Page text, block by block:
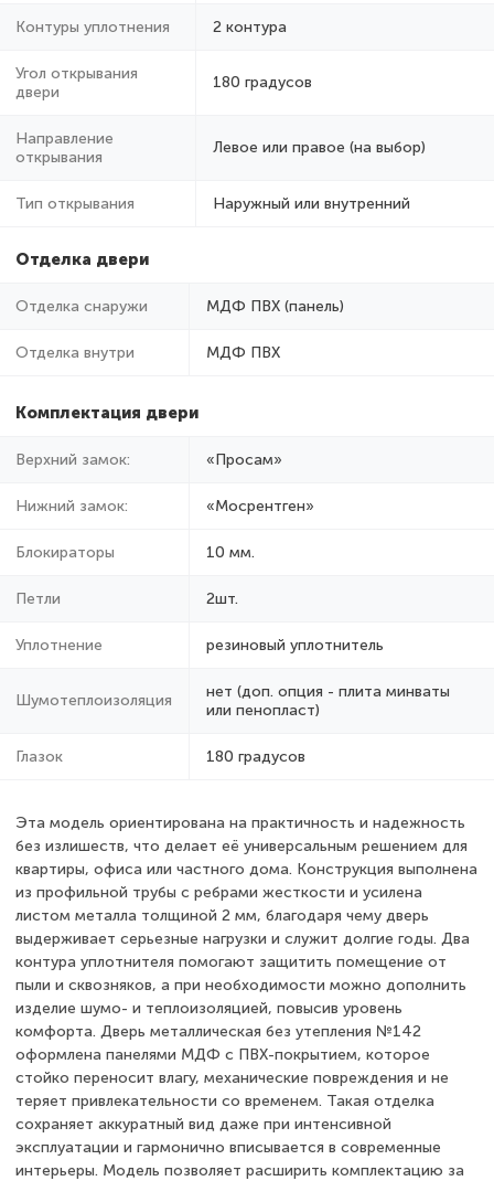
Контуры уплотнения 2 контура
Угол открывания
двери
180 градусов
Направление
открывания
Левое или правое (на выбор)
Тип открывания Наружный или внутренний
Отделка двери
Отделка снаружи МДФ ПВХ (панель)
Отделка внутри МДФ ПВХ
Комплектация двери
Верхний замок: «Просам»
Нижний замок: «Мосрентген»
Блокираторы 10 мм.
Петли 2шт.
Уплотнение резиновый уплотнитель
Шумотеплоизоляция
нет (доп. опция - плита минваты
или пенопласт)
Глазок 180 градусов
Эта модель ориентирована на практичность и надежность
без излишеств, что делает её универсальным решением для
квартиры, офиса или частного дома. Конструкция выполнена
из профильной трубы с ребрами жесткости и усилена
листом металла толщиной 2 мм, благодаря чему дверь
выдерживает серьезные нагрузки и служит долгие годы. Два
контура уплотнителя помогают защитить помещение от
пыли и сквозняков, а при необходимости можно дополнить
изделие шумо- и теплоизоляцией, повысив уровень
комфорта. Дверь металлическая без утепления №142
оформлена панелями МДФ с ПВХ-покрытием, которое
стойко переносит влагу, механические повреждения и не
теряет привлекательности со временем. Такая отделка
сохраняет аккуратный вид даже при интенсивной
эксплуатации и гармонично вписывается в современные
интерьеры. Модель позволяет расширить комплектацию за